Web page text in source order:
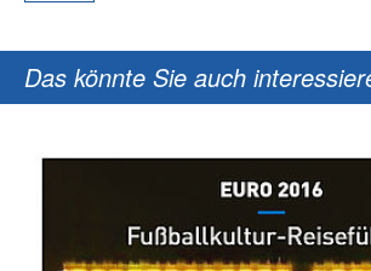
Das könnte Sie auch